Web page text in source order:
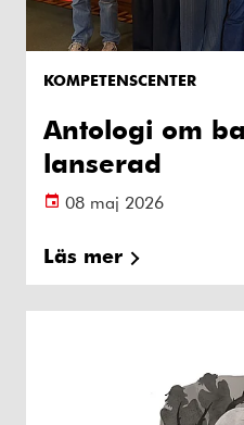
KOMPETENSCENTER
Antologi om
lanserad
08 maj 2026
Läs mer